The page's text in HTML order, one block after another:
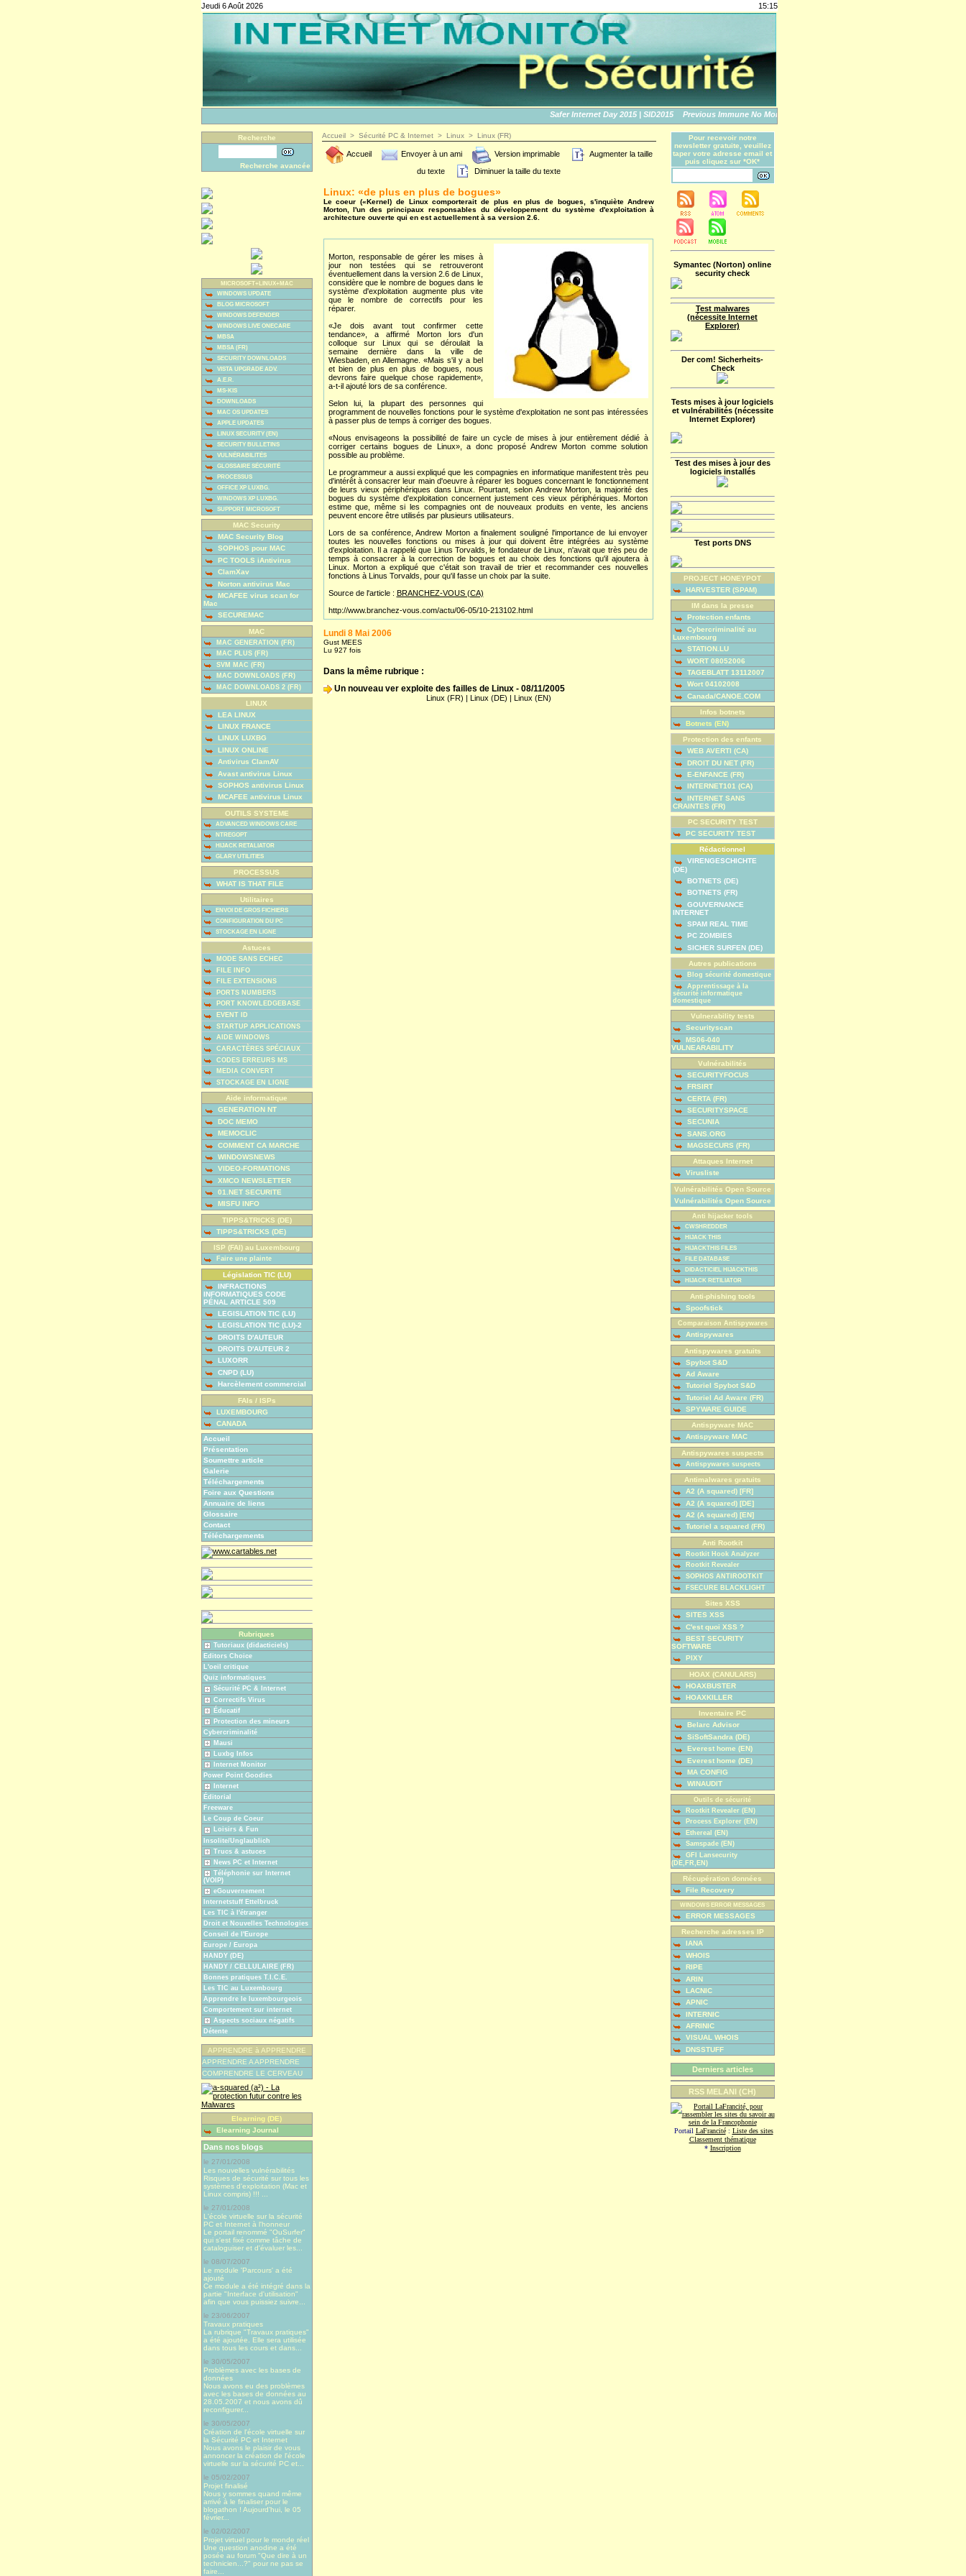
Jeudi 6 Août 2026 15:15
Safer Internet Day 2015 | SID2015 Previous Immune No More: An Apple Story
Recherche
Recherche avancée
MICROSOFT+LINUX+MAC
WINDOWS UPDATE
BLOG MICROSOFT
WINDOWS DEFENDER
WINDOWS LIVE ONECARE
MBSA
MBSA (FR)
SECURITY DOWNLOADS
VISTA UPGRADE ADV.
A.E.R.
MS-KIS
DOWNLOADS
MAC OS UPDATES
APPLE UPDATES
LINUX SECURITY (EN)
SECURITY BULLETINS
VULNÉRABILITÉS
GLOSSAIRE SÉCURITÉ
PROCESSUS
OFFICE XP LUXBG.
WINDOWS XP LUXBG.
SUPPORT MICROSOFT
MAC Security
MAC Security Blog
SOPHOS pour MAC
PC TOOLS iAntivirus
ClamXav
Norton antivirus Mac
MCAFEE virus scan for
Mac
SECUREMAC
MAC
MAC GENERATION (FR)
MAC PLUS (FR)
SVM MAC (FR)
MAC DOWNLOADS (FR)
MAC DOWNLOADS 2 (FR)
LINUX
LEA LINUX
LINUX FRANCE
LINUX LUXBG
LINUX ONLINE
Antivirus ClamAV
Avast antivirus Linux
SOPHOS antivirus Linux
MCAFEE antivirus Linux
OUTILS SYSTEME
ADVANCED WINDOWS CARE
NTREGOPT
HIJACK RETALIATOR
GLARY UTILITIES
PROCESSUS
WHAT IS THAT FILE
Utilitaires
ENVOI DE GROS FICHIERS
CONFIGURATION DU PC
STOCKAGE EN LIGNE
Astuces
MODE SANS ECHEC
FILE INFO
FILE EXTENSIONS
PORTS NUMBERS
PORT KNOWLEDGEBASE
EVENT ID
STARTUP APPLICATIONS
AIDE WINDOWS
CARACTÈRES SPÉCIAUX
CODES ERREURS MS
MEDIA CONVERT
STOCKAGE EN LIGNE
Aide informatique
GENERATION NT
DOC MEMO
MEMOCLIC
COMMENT CA MARCHE
WINDOWSNEWS
VIDEO-FORMATIONS
XMCO NEWSLETTER
01.NET SECURITE
MISFU INFO
TIPPS&TRICKS (DE)
TIPPS&TRICKS (DE)
ISP (FAI) au Luxembourg
Faire une plainte
Législation TIC (LU)
INFRACTIONS
INFORMATIQUES CODE
PÉNAL ARTICLE 509
LEGISLATION TIC (LU)
LEGISLATION TIC (LU)-2
DROITS D'AUTEUR
DROITS D'AUTEUR 2
LUXORR
CNPD (LU)
Harcèlement commercial
FAIs / ISPs
LUXEMBOURG
CANADA
Accueil
Présentation
Soumettre article
Galerie
Téléchargements
Foire aux Questions
Annuaire de liens
Glossaire
Contact
Téléchargements
Rubriques
Tutoriaux (didacticiels)
Editors Choice
L'oeil critique
Quiz informatiques
Sécurité PC & Internet
Correctifs Virus
Éducatif
Protection des mineurs
Cybercriminalité
Mausi
Luxbg Infos
Internet Monitor
Power Point Goodies
Internet
Éditorial
Freeware
Le Coup de Coeur
Loisirs & Fun
Insolite/Unglaublich
Trucs & astuces
News PC et Internet
Téléphonie sur Internet
(VOIP)
eGouvernement
Internetstuff Ettelbruck
Les TIC à l'étranger
Droit et Nouvelles Technologies
Conseil de l'Europe
Europe / Europa
HANDY (DE)
HANDY / CELLULAIRE (FR)
Bonnes pratiques T.I.C.E.
Les TIC au Luxembourg
Apprendre le luxembourgeois
Comportement sur internet
Aspects sociaux négatifs
Détente
APPRENDRE à APPRENDRE
APPRENDRE A APPRENDRE
COMPRENDRE LE CERVEAU
Elearning (DE)
Elearning Journal
Dans nos blogs
le 27/01/2008
Les nouvelles vulnérabilités
Risques de sécurité sur tous les
systèmes d'exploitation (Mac et
Linux compris) !!! ...
le 27/01/2008
L'école virtuelle sur la sécurité
PC et Internet à l'honneur
Le portail renommé "OuSurfer"
qui s'est fixé comme tâche de
cataloguiser et d'évaluer les...
le 08/07/2007
Le module 'Parcours' a été
ajouté
Ce module a été intégré dans la
partie "Interface d'utilisation"
afin que vous puissiez suivre...
le 23/06/2007
Travaux pratiques
La rubrique "Travaux pratiques"
a été ajoutée. Elle sera utilisée
dans tous les cours et dans...
le 30/05/2007
Problèmes avec les bases de
données
Nous avons eu des problèmes
avec les bases de données au
28.05.2007 et nous avons dû
reconfigurer...
le 30/05/2007
Création de l'école virtuelle sur
la Sécurité PC et Internet
Nous avons le plaisir de vous
annoncer la création de l'école
virtuelle sur la sécurité PC et...
le 05/02/2007
Projet finalisé
Nous y sommes quand même
arrivé à le finaliser pour le
blogathon ! Aujourd’hui, le 05
février...
le 02/02/2007
Projet virtuel pour le monde réel
Une question anodine a été
posée au forum "Que dire à un
technicien...?" pour ne pas se
faire...
Accueil > Sécurité PC & Internet > Linux > Linux (FR)
Accueil Envoyer à un ami Version imprimable
Augmenter la taille
du texte
Diminuer la taille du texte
Linux: «de plus en plus de bogues»
Le coeur («Kernel) de Linux comporterait de plus en plus de bogues, s'inquiète Andrew
Morton, l'un des principaux responsables du développement du système d'exploitation à
architecture ouverte qui en est actuellement à sa version 2.6.
Morton, responsable de gérer les mises à
jour non testées qui se retrouveront
éventuellement dans la version 2.6 de Linux,
considère que le nombre de bogues dans le
système d'exploitation augmente plus vite
que le nombre de correctifs pour les
réparer.
«Je dois avant tout confirmer cette
tendance», a affirmé Morton lors d'un
colloque sur Linux qui se déroulait la
semaine dernière dans la ville de
Wiesbaden, en Allemagne. «Mais s'il y a bel
et bien de plus en plus de bogues, nous
devrons faire quelque chose rapidement»,
a-t-il ajouté lors de sa conférence.
Selon lui, la plupart des personnes qui
programment de nouvelles fonctions pour le système d'exploitation ne sont pas intéressées
à passer plus de temps à corriger des bogues.
«Nous envisageons la possibilité de faire un cycle de mises à jour entièrement dédié à
corriger certains bogues de Linux», a donc proposé Andrew Morton comme solution
possible au problème.
Le programmeur a aussi expliqué que les compagnies en informatique manifestent très peu
d'intérêt à consacrer leur main d'oeuvre à réparer les bogues concernant le fonctionnement
de leurs vieux périphériques dans Linux. Pourtant, selon Andrew Morton, la majorité des
bogues du système d'exploitation concernent justement ces vieux périphériques. Morton
estime que, même si les compagnies ont de nouveaux produits en vente, les anciens
peuvent encore être utilisés par plusieurs utilisateurs.
Lors de sa conférence, Andrew Morton a finalement souligné l'importance de lui envoyer
toutes les nouvelles fonctions ou mises à jour qui doivent être intégrées au système
d'exploitation. Il a rappelé que Linus Torvalds, le fondateur de Linux, n'avait que très peu de
temps à consacrer à la correction de bogues et au choix des fonctions qu'il ajoutera à
Linux. Morton a expliqué que c'était son travail de trier et recommander ces nouvelles
fonctions à Linus Torvalds, pour qu'il fasse un choix par la suite.
Source de l'article : BRANCHEZ-VOUS (CA)
http://www.branchez-vous.com/actu/06-05/10-213102.html
Lundi 8 Mai 2006
Gust MEES
Lu 927 fois
Dans la même rubrique :
Un nouveau ver exploite des failles de Linux - 08/11/2005
Linux (FR) | Linux (DE) | Linux (EN)
Pour recevoir notre
newsletter gratuite, veuillez
taper votre adresse email et
puis cliquez sur *OK*
Symantec (Norton) online
security check
Test malwares
(nécessite Internet
Explorer)
Der com! Sicherheits-
Check
Tests mises à jour logiciels
et vulnérabilités (nécessite
Internet Explorer)
Test des mises à jour des
logiciels installés
Test ports DNS
PROJECT HONEYPOT
HARVESTER (SPAM)
IM dans la presse
Protection enfants
Cybercriminalité au
Luxembourg
STATION.LU
WORT 08052006
TAGEBLATT 13112007
Wort 04102008
Canada/CANOE.COM
Infos botnets
Botnets (EN)
Protection des enfants
WEB AVERTI (CA)
DROIT DU NET (FR)
E-ENFANCE (FR)
INTERNET101 (CA)
INTERNET SANS
CRAINTES (FR)
PC SECURITY TEST
PC SECURITY TEST
Rédactionnel
VIRENGESCHICHTE
(DE)
BOTNETS (DE)
BOTNETS (FR)
GOUVERNANCE
INTERNET
SPAM REAL TIME
PC ZOMBIES
SICHER SURFEN (DE)
Autres publications
Blog sécurité domestique
Apprentissage à la
sécurité informatique
domestique
Vulnerability tests
Securityscan
MS06-040
VULNEARABILITY
Vulnérabilités
SECURITYFOCUS
FRSIRT
CERTA (FR)
SECURITYSPACE
SECUNIA
SANS.ORG
MAGSECURS (FR)
Attaques Internet
Virusliste
Vulnérabilités Open Source
Vulnérabilités Open Source
Anti hijacker tools
CWSHREDDER
HIJACK THIS
HIJACKTHIS FILES
FILE DATABASE
DIDACTICIEL HIJACKTHIS
HIJACK RETILIATOR
Anti-phishing tools
Spoofstick
Comparaison Antispywares
Antispywares
Antispywares gratuits
Spybot S&D
Ad Aware
Tutoriel Spybot S&D
Tutoriel Ad Aware (FR)
SPYWARE GUIDE
Antispyware MAC
Antispyware MAC
Antispywares suspects
Antispywares suspects
Antimalwares gratuits
A2 (A squared) [FR]
A2 (A squared) [DE]
A2 (A squared) [EN]
Tutoriel a squared (FR)
Anti Rootkit
Rootkit Hook Analyzer
Rootkit Revealer
SOPHOS ANTIROOTKIT
FSECURE BLACKLIGHT
Sites XSS
SITES XSS
C'est quoi XSS ?
BEST SECURITY
SOFTWARE
PIXY
HOAX (CANULARS)
HOAXBUSTER
HOAXKILLER
Inventaire PC
Belarc Advisor
SiSoftSandra (DE)
Everest home (EN)
Everest home (DE)
MA CONFIG
WINAUDIT
Outils de sécurité
Rootkit Revealer (EN)
Process Explorer (EN)
Ethereal (EN)
Samspade (EN)
GFI Lansecurity
(DE,FR,EN)
Récupération données
File Recovery
WINDOWS ERROR MESSAGES
ERROR MESSAGES
Recherche adresses IP
IANA
WHOIS
RIPE
ARIN
LACNIC
APNIC
INTERNIC
AFRINIC
VISUAL WHOIS
DNSSTUFF
Derniers articles
RSS MELANI (CH)
Portail LaFrancité: Liste des sites
Classement thématique
* Inscription